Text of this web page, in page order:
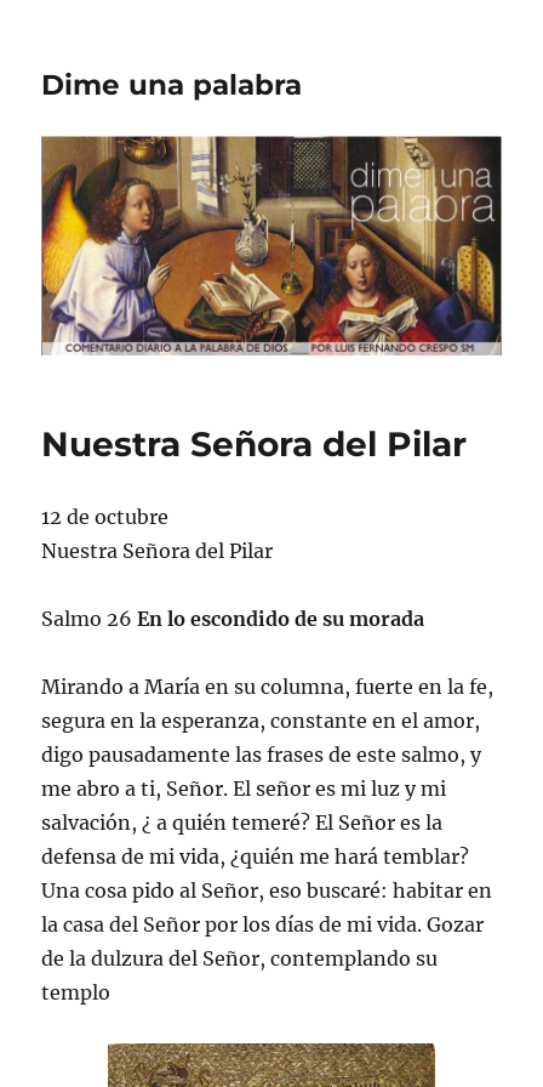
Dime una palabra
Nuestra Señora del Pilar
12 de octubre
Nuestra Señora del Pilar
Salmo 26En lo escondido de su morada
Mirando a María en su columna, fuerte en la fe,
segura en la esperanza, constante en el amor,
digo pausadamente las frases de este salmo, y
me abro a ti, Señor. El señor es mi luz y mi
salvación, ¿ a quién temeré? El Señor es la
defensa de mi vida, ¿quién me hará temblar?
Una cosa pido al Señor, eso buscaré: habitar en
la casa del Señor por los días de mi vida. Gozar
de la dulzura del Señor, contemplando su
templo